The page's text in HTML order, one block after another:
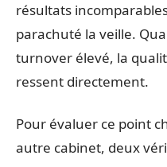
résultats
parachuté la veille.
turnover élevé, la
ressent directement.
Pour évaluer ce point
autre cabinet, deux